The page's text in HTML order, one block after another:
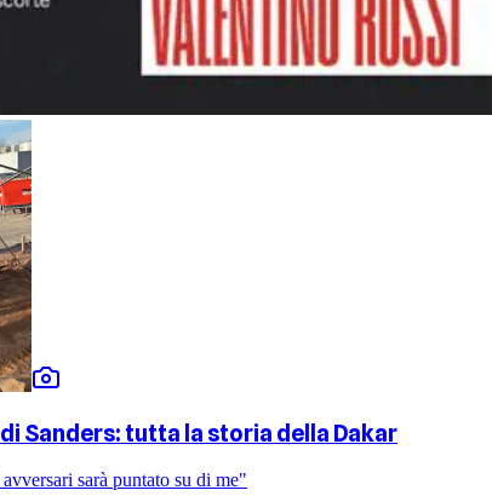
Sanders: tutta la storia della Dakar
sarà puntato su di me"